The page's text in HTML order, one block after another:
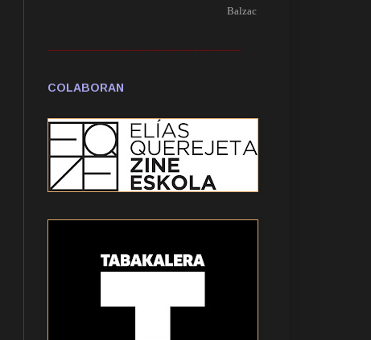
Balzac
------------------------------------------------------------
COLABORAN